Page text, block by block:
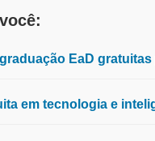
EaD
em tecnologia e